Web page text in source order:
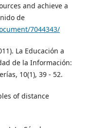
and achieve a
de
7044343/
La Educación a
de la Información:
10(1), 39 - 52.
of distance